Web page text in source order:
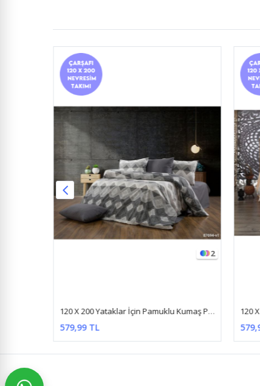
2
120 X 200 Yataklar İçin Pamuklu Kumaş Piramit Desen Nevresim Takımı Antrasit
579,99 TL